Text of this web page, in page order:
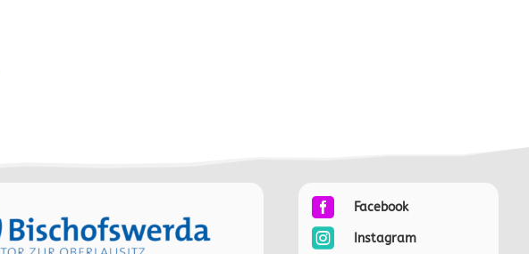
 Facebook
 Instagram